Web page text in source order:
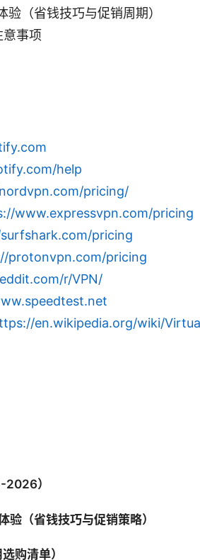
（省钱技巧与促销周期）
事项
help
pricing/
www.expressvpn.com/pricing
pricing
protonvpn.com/pricing
r/VPN/
en.wikipedia.org/wiki/
）
（省钱技巧与促销策略）
购清单）